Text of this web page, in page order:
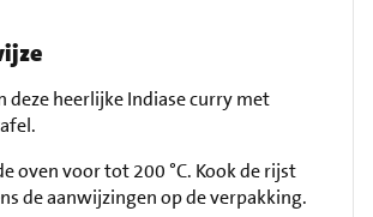
deze heerlijke Indiase curry met
oven voor tot 200 °C. Kook de rijst
de aanwijzingen op de verpakking.